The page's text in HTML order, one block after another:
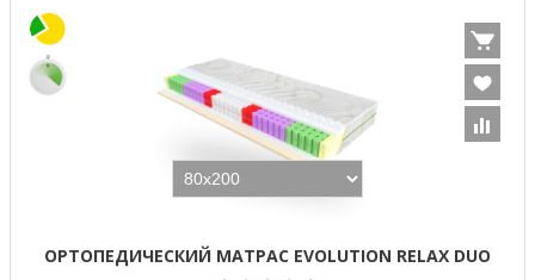
ОРТОПЕДИЧЕСКИЙ МАТРАС EVOLUTION RELAX DUO